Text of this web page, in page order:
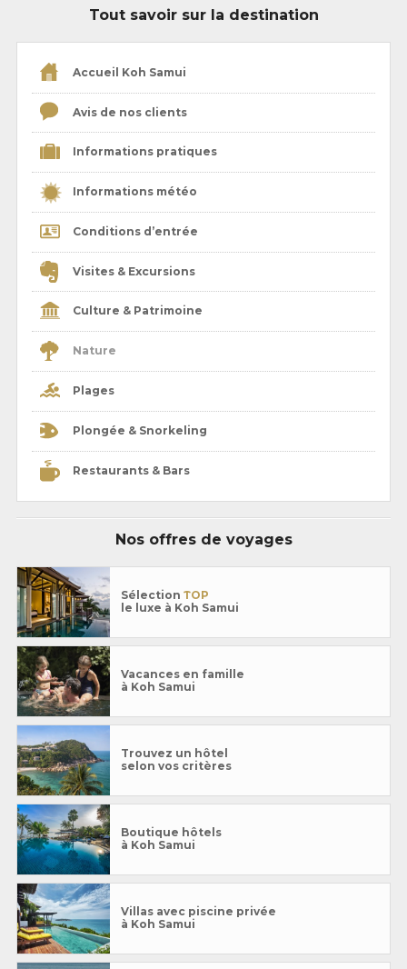
Tout savoir sur la destination
Accueil Koh Samui
Avis de nos clients
Informations pratiques
Informations météo
Conditions d’entrée
Visites & Excursions
Culture & Patrimoine
Nature
Plages
Plongée & Snorkeling
Restaurants & Bars
Nos offres de voyages
Sélection TOP
le luxe à Koh Samui
Vacances en famille
à Koh Samui
Trouvez un hôtel
selon vos critères
Boutique hôtels
à Koh Samui
Villas avec piscine privée
à Koh Samui